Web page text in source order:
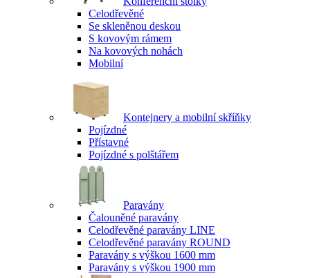
Celodřevěné
Se skleněnou deskou
S kovovým rámem
Na kovových nohách
Mobilní
Kontejnery a mobilní skříňky
Pojízdné
Přístavné
Pojízdné s polštářem
Paravány
Čalouněné paravány
Celodřevěné paravány LINE
Celodřevěné paravány ROUND
Paravány s výškou 1600 mm
Paravány s výškou 1900 mm